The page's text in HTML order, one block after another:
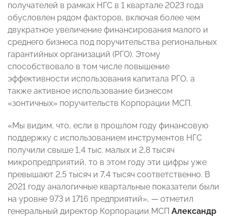
получателей в рамках НГС в 1 квартале 2023 года
обусловлен рядом факторов, включая более чем
двукратное увеличение финансирования малого и
среднего бизнеса под поручительства региональных
гарантийных организаций (РГО). Этому
способствовало в том числе повышение
эффективности использования капитала РГО, а
также активное использование бизнесом
«зонтичных» поручительств Корпорации МСП.
«Мы видим, что, если в прошлом году финансовую
поддержку с использованием инструментов НГС
получили свыше 1,4 тыс. малых и 2,8 тысяч
микропредприятий, то в этом году эти цифры уже
превышают 2,5 тысяч и 7,4 тысяч соответственно. В
2021 году аналогичные квартальные показатели были
на уровне 973 и 1716 предприятий», — отметил
генеральный директор Корпорации МСП Александр